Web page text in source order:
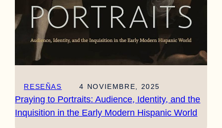
RESEÑAS 4 NOVIEMBRE, 2025
Praying to Portraits: Audience, Identity, and the
Inquisition in the Early Modern Hispanic World